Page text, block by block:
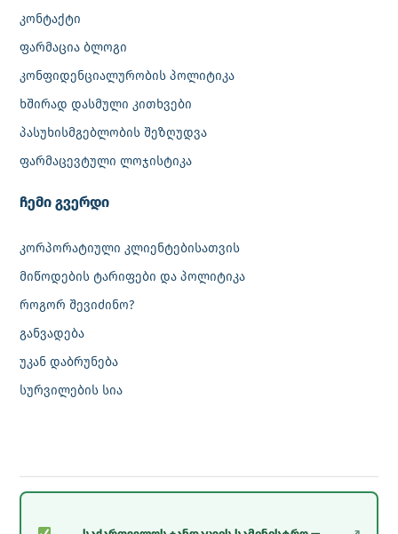
კონტაქტი
ფარმაცია ბლოგი
კონფიდენციალურობის პოლიტიკა
ხშირად დასმული კითხვები
პასუხისმგებლობის შეზღუდვა
ფარმაცევტული ლოჯისტიკა
‎ჩემი გვერდი
კორპორატიული კლიენტებისათვის
მიწოდების ტარიფები და პოლიტიკა
როგორ შევიძინო?
განვადება
უკან დაბრუნება
სურვილების სია